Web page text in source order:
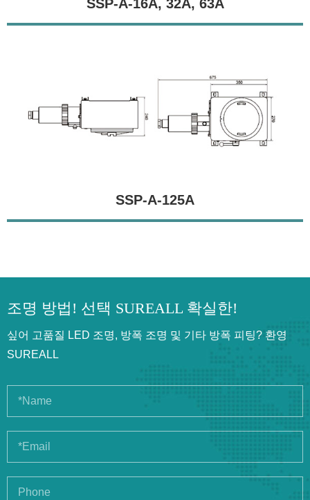
SSP-A-16A, 32A, 63A
SSP-A-125A
조명 방법! 선택 SUREALL 확실한!
싶어 고품질 LED 조명, 방폭 조명 및 기타 방폭 피팅? 환영
SUREALL